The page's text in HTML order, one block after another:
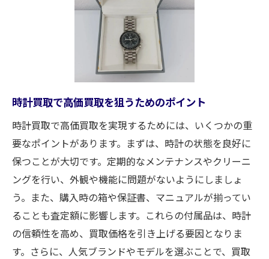
高級ブランド時計の市場価値
ブランド時計の市場相場の見方
高級時計の保管方法とその重要性
査定士がブランド時計を評価するポイント
ント
事前準備が成功の鍵
静岡市のおすすめ買取店紹介
適切な査定を受けるためのコツ
買取プロセスの流れを理解する
満足度の高い買取を実現するために
安心して利用できる買取店の選び方
買取大吉新静岡店が語る高価買取の秘訣とその
時計買取で高価買取を狙うためのポイント
時計買取で高価買取を実現するためには、いくつかの重
要なポイントがあります。まずは、時計の状態を良好に
保つことが大切です。定期的なメンテナンスやクリーニ
ングを行い、外観や機能に問題がないようにしましょ
う。また、購入時の箱や保証書、マニュアルが揃ってい
ることも査定額に影響します。これらの付属品は、時計
の信頼性を高め、買取価格を引き上げる要因となりま
す。さらに、人気ブランドやモデルを選ぶことで、買取